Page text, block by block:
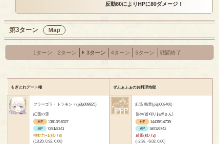
反動80によりHPに80ダメージ！
第3ターン Map
1ターン 2ターン 3ターン 4ターン 5ターン 戦闘終了
もぎとれデート権 ぜふぁふぁのお料理地獄
フラーゴラ・トラモント(p3p008825)
紅霞の雪
HP
13810/16327
AP
7291/8341
機動力+1(残り8)
(13.20, 0.92, 0.00)
紅迅 斬華(p3p008460)
首神(首刈りお姉さん)
HP
14435/14739
AP
5872/6742
感電(残り3)
(-2.38, -6.02, 0.00)